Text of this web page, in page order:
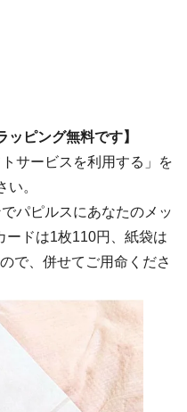
ッピング無料です】
サービスを利用する」を
い。
パピルスにあなたのメッ
ードは1枚110円、紙袋は
で、併せてご用命くださ